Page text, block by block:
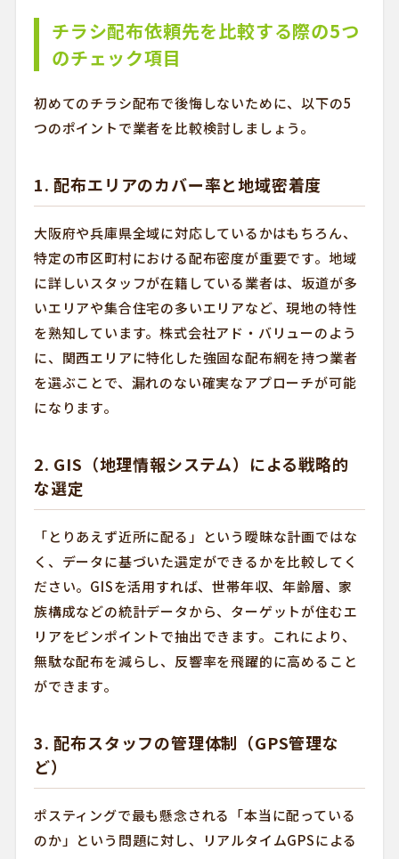
チラシ配布依頼先を比較する際の5つ
のチェック項目
初めてのチラシ配布で後悔しないために、以下の5
つのポイントで業者を比較検討しましょう。
1. 配布エリアのカバー率と地域密着度
大阪府や兵庫県全域に対応しているかはもちろん、
特定の市区町村における配布密度が重要です。地域
に詳しいスタッフが在籍している業者は、坂道が多
いエリアや集合住宅の多いエリアなど、現地の特性
を熟知しています。株式会社アド・バリューのよう
に、関西エリアに特化した強固な配布網を持つ業者
を選ぶことで、漏れのない確実なアプローチが可能
になります。
2. GIS（地理情報システム）による戦略的
な選定
「とりあえず近所に配る」という曖昧な計画ではな
く、データに基づいた選定ができるかを比較してく
ださい。GISを活用すれば、世帯年収、年齢層、家
族構成などの統計データから、ターゲットが住むエ
リアをピンポイントで抽出できます。これにより、
無駄な配布を減らし、反響率を飛躍的に高めること
ができます。
3. 配布スタッフの管理体制（GPS管理な
ど）
ポスティングで最も懸念される「本当に配っている
のか」という問題に対し、リアルタイムGPSによる